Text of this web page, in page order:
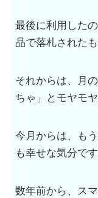
最後に利用した
品で落札されたも
それからは、月の
ちゃ」とモヤモ
今月からは、も
も幸せな気分です
数年前から、ス